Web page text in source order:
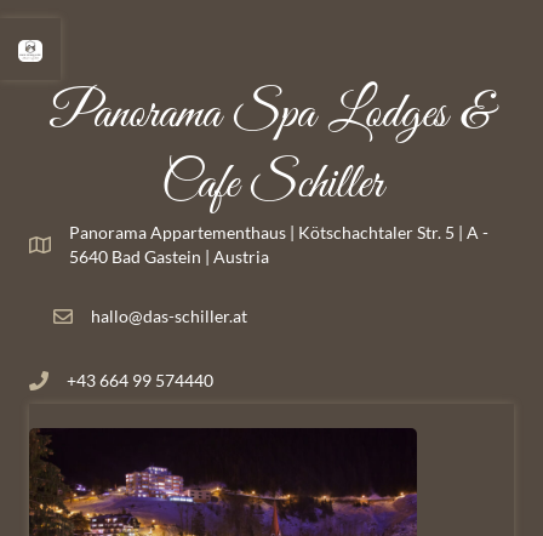
Panorama Spa Lodges &
Cafe Schiller
Panorama Appartementhaus | Kötschachtaler Str. 5 | A -
5640 Bad Gastein | Austria
hallo@das-schiller.at
+43 664 99 574440